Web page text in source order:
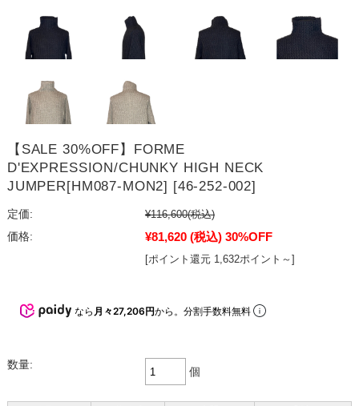
【SALE 30%OFF】FORME
D'EXPRESSION/CHUNKY HIGH NECK
JUMPER[HM087-MON2] [46-252-002]
定価: ¥116,600(税込)
価格:
¥81,620 (税込) 30%OFF
[ポイント還元 1,632ポイント～]
なら 月々27,206円から。分割手数料無料
数量:
個